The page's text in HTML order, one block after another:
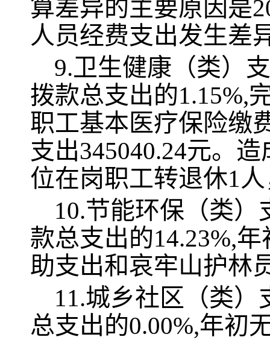
算差异的主要原因是
人员经费支出发生差
9.卫生健康（类）
拨款总支出的1.15%,
职工基本医疗保险缴
支出345040.24元。
位在岗职工转退休1
10.节能环保（类）
款总支出的14.23%,
助支出和哀牢山护林
11.城乡社区（类
总支出的0.00%,年初